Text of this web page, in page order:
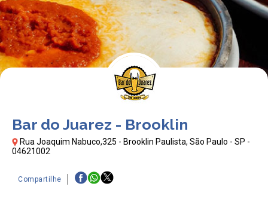
Bar do Juarez - Brooklin
Rua Joaquim Nabuco,325 - Brooklin Paulista, São Paulo - SP -
04621002
Compartilhe